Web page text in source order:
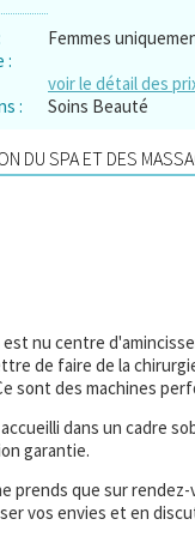
Femmes
:
voir le détail des
:
Soins Beauté
DU SPA ET DES
nu centre
de faire de la
sont des machines
dans un cadre
garantie.
prends que sur
vos envies et en